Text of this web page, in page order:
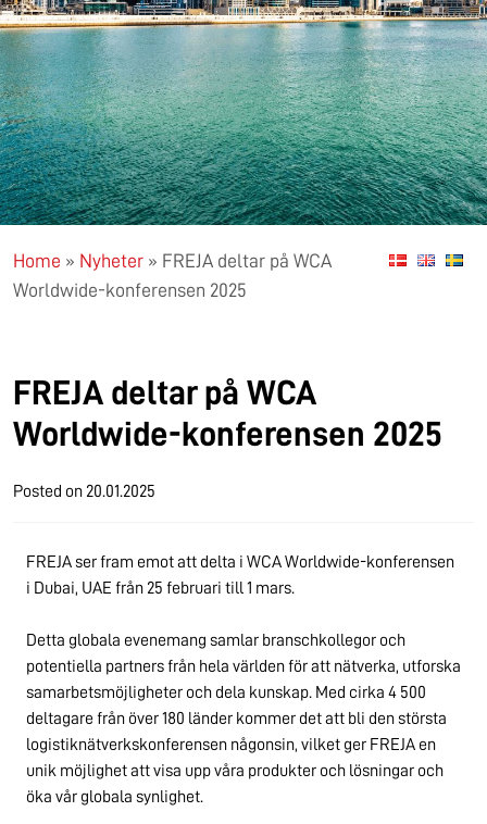
Home » Nyheter » FREJA deltar på WCA
Worldwide-konferensen 2025
FREJA deltar på WCA
Worldwide-konferensen 2025
Posted on 20.01.2025
FREJA ser fram emot att delta i WCA Worldwide-konferensen
i Dubai, UAE från 25 februari till 1 mars.
Detta globala evenemang samlar branschkollegor och
potentiella partners från hela världen för att nätverka, utforska
samarbetsmöjligheter och dela kunskap. Med cirka 4 500
deltagare från över 180 länder kommer det att bli den största
logistiknätverkskonferensen någonsin, vilket ger FREJA en
unik möjlighet att visa upp våra produkter och lösningar och
öka vår globala synlighet.